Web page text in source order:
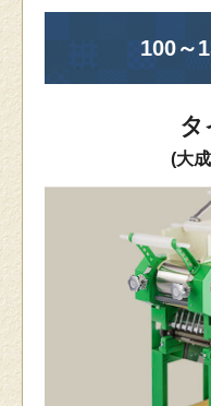
100～
タ
(大